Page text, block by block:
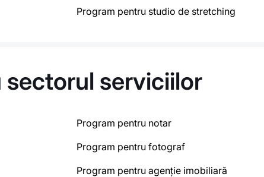
Program pentru studio de stretching
serviciilor
Program pentru notar
Program pentru fotograf
Program pentru agenție imobiliară